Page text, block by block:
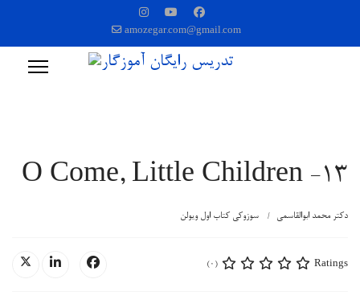
amozegar.com@gmail.com
13- O Come, Little Children
دکتر محمد ابوالقاسمی سوزوکی کتاب اول ویولن
Ratings
(0)